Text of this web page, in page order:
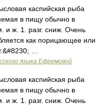
каспийская рыба
в пищу обычно в
и ж. 1. разг. сниж. Очень
как порицающее или
…
языка Ефремовой
каспийская рыба
в пищу обычно в
и ж. 1. разг. сниж. Очень